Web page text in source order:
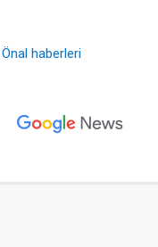
Önal haberleri